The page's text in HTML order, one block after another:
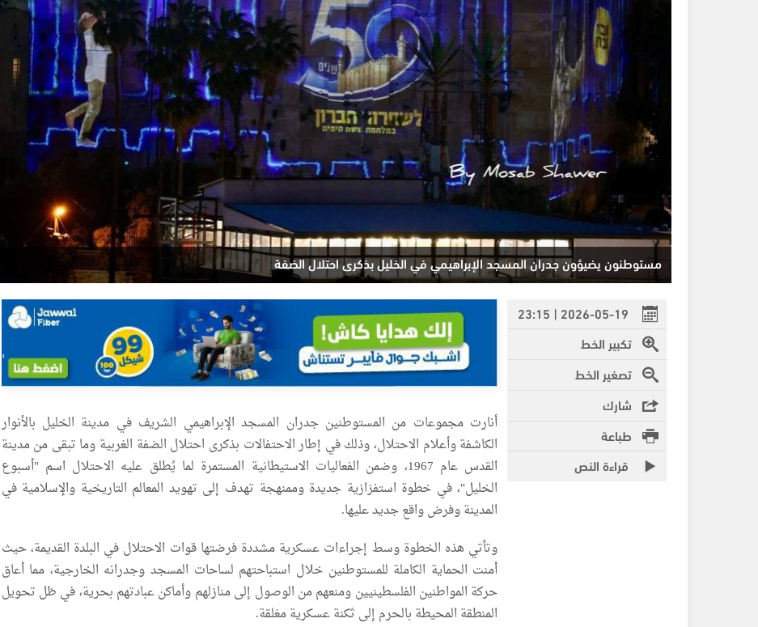
مستوطنون يضيؤون جدران المسجد الإبراهيمي في الخليل بذكرى احتلال الضفة
2026-05-19 | 23:15
تكبير الخط
تصغير الخط
شارك
طباعة
قراءة النص
أنارت مجموعات من المستوطنين جدران المسجد الإبراهيمي الشريف في مدينة الخليل بالأنوار
الكاشفة وأعلام الاحتلال، وذلك في إطار الاحتفالات بذكرى احتلال الضفة الغربية وما تبقى من مدينة
القدس عام 1967، وضمن الفعاليات الاستيطانية المستمرة لما يُطلق عليه الاحتلال اسم "أسبوع
الخليل"، في خطوة استفزازية جديدة وممنهجة تهدف إلى تهويد المعالم التاريخية والإسلامية في
المدينة وفرض واقع جديد عليها.
وتأتي هذه الخطوة وسط إجراءات عسكرية مشددة فرضتها قوات الاحتلال في البلدة القديمة، حيث
أمنت الحماية الكاملة للمستوطنين خلال استباحتهم لساحات المسجد وجدرانه الخارجية، مما أعاق
حركة المواطنين الفلسطينيين ومنعهم من الوصول إلى منازلهم وأماكن عبادتهم بحرية، في ظل تحويل
المنطقة المحيطة بالحرم إلى ثكنة عسكرية مغلقة.